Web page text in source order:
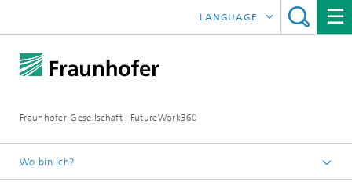
Fraunhofer-Gesellschaft | FutureWork360
LANGUAGE
Wo bin ich?